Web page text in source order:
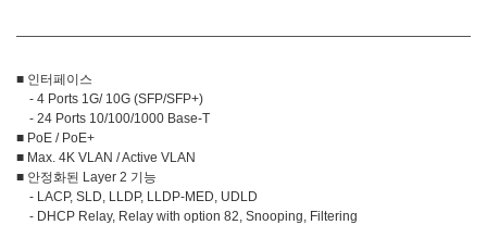
■ 인터페이스
- 4 Ports 1G/ 10G (SFP/SFP+)
- 24 Ports 10/100/1000 Base-T
■ PoE / PoE+
■ Max. 4K VLAN / Active VLAN
■ 안정화된 Layer 2 기능
- LACP, SLD, LLDP, LLDP-MED, UDLD
- DHCP Relay, Relay with option 82, Snooping, Filtering